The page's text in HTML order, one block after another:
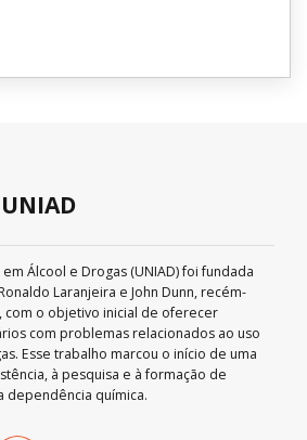
Álcool e Drogas (UNIAD) foi fundada
Laranjeira e John Dunn, recém-
com o objetivo inicial de oferecer
com problemas relacionados ao uso
Esse trabalho marcou o início de uma
à pesquisa e à formação de
dependência química.